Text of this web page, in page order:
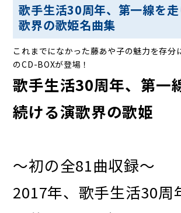
歌手生活30周年、第一線を
歌界の歌姫名曲集
これまでになかった藤あや子の魅力を存分
のCD-BOXが登場！
歌手生活30周年、第一
続ける演歌界の歌姫
〜初の全81曲収録〜
2017年、歌手生活30周